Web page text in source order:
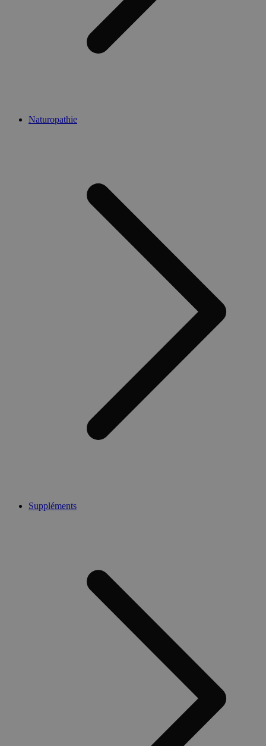
Naturopathie
Suppléments